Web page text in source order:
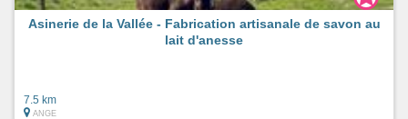
Asinerie de la Vallée - Fabrication artisanale de savon au
lait d'anesse
7.5 km
ANGE